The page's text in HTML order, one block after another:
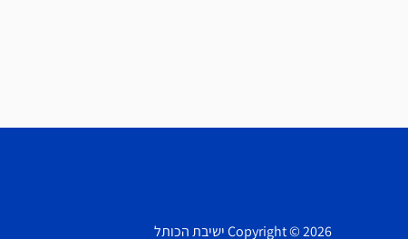
Copyright © 2026 ישיבת הכותל